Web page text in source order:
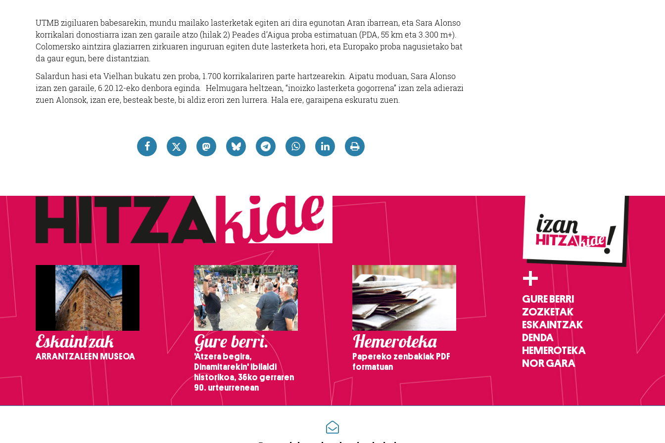
UTMB zigiluaren babesarekin, mundu mailako lasterketak egiten ari dira egunotan Aran ibarrean, eta Sara Alonso
korrikalari donostiarra izan zen garaile atzo (hilak 2) Peades d’Aigua proba estimatuan (PDA, 55 km eta 3.300 m+).
Colomersko aintzira glaziarren zirkuaren inguruan egiten dute lasterketa hori, eta Europako proba nagusietako bat
da gaur egun, bere distantzian.
Salardun hasi eta Vielhan bukatu zen proba, 1.700 korrikalariren parte hartzearekin. Aipatu moduan, Sara Alonso
izan zen garaile, 6.20.12-eko denbora eginda. Helmugara heltzean, “inoizko lasterketa gogorrena” izan zela adierazi
zuen Alonsok, izan ere, besteak beste, bi aldiz erori zen lurrera. Hala ere, garaipena eskuratu zuen.
Eskaintzak
ARRANTZALEEN MUSEOA
Gure berri.
'Atzera begira,
Dinamitarekin' ibilaldi
historikoa, 36ko gerraren
90. urteurrenean
Hemeroteka
Papereko zenbakiak PDF
formatuan
+
GURE BERRI
ZOZKETAK
ESKAINTZAK
DENDA
HEMEROTEKA
NOR GARA